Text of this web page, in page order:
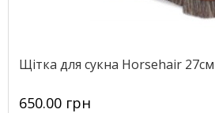
Щітка для сукна Horsehair 27см
650.00 грн